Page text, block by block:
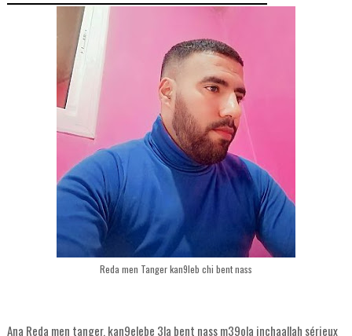
Reda men Tanger kan9leb chi bent nass
Ana Reda men tanger. kan9elebe 3la bent nass m39ola inchaallah sérieux